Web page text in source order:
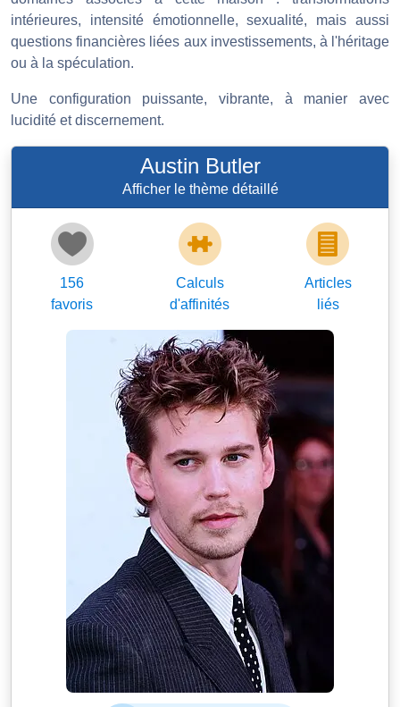
intérieures, intensité émotionnelle, sexualité, mais aussi
questions financières liées aux investissements, à l'héritage
ou à la spéculation.
Une configuration puissante, vibrante, à manier avec
lucidité et discernement.
Austin Butler
Afficher le thème détaillé
156
favoris
Calculs
d'affinités
Articles
liés